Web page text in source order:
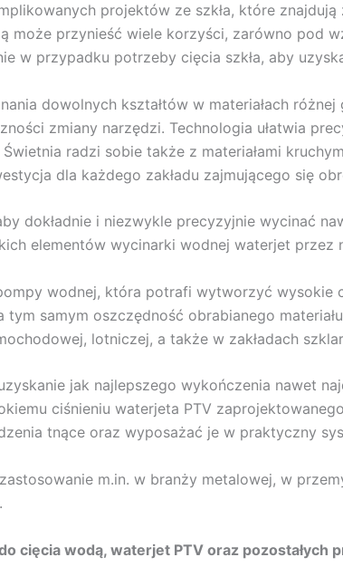
projektów ze szkła, które
może przynieść wiele korzyści, zarówno pod
w przypadku potrzeby cięcia szkła, aby
dowolnych kształtów w materiałach
zmiany narzędzi. Technologia ułatwia
radzi sobie także z materiałami
dla każdego zakładu zajmującego się
dokładnie i niezwykle precyzyjnie wycinać
elementów wycinarki wodnej waterjet przez
wodnej, która potrafi wytworzyć wysokie
samym oszczędność obrabianego
lotniczej, a także w zakładach
jak najlepszego wykończenia nawet
ciśnieniu waterjeta PTV
tnące oraz wyposażać je w praktyczny
m.in. w branży metalowej, w
cięcia wodą, waterjet PTV oraz pozostałych